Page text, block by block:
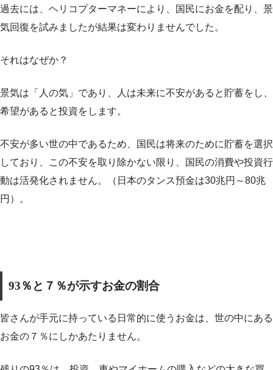
過去には、ヘリコプターマネーにより、国民にお金を配り、景
気回復を試みましたが結果は変わりませんでした。
それはなぜか？
景気は「 人の気 」であり、人は未来に不安があると貯蓄をし、
希望があると投資をします。
不安が多い世の中であるため、国民は将来のために貯蓄を選択
しており、この不安を取り除かない限り、国民の消費や投資行
動は活発化されません。（日本のタンス預金は30兆円～80兆
円）。
93％と７％が示すお金の割合
皆さんが手元に持っている日常的に使うお金は、世の中にある
お金の７％にしかあたりません。